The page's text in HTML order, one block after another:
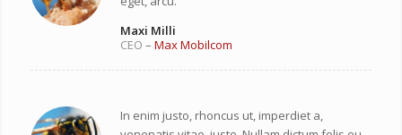
Maxi Milli
CEO – Max Mobilcom
In enim justo, rhoncus ut, imperdiet a,